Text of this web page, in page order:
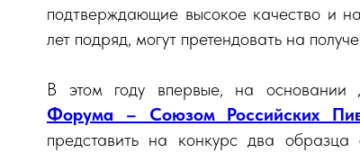
подтверждающие высокое качество и
лет подряд, могут претендовать на
В этом году впервые, на основании
Форума – Союзом Российских
представить на конкурс два